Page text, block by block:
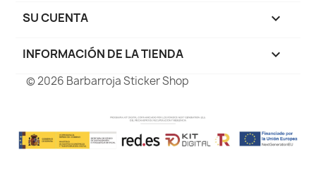
SU CUENTA 
INFORMACIÓN DE LA TIENDA keyboard_arrow_down
© 2026 Barbarroja Sticker Shop